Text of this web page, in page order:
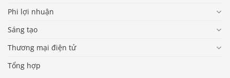
Phi lợi nhuận
Sáng tạo
Thương mại điện tử
Tổng hợp